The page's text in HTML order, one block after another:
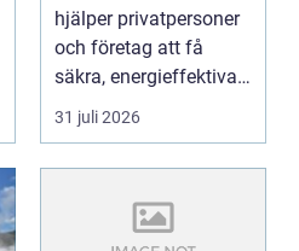
hjälper privatpersoner
och företag att få
säkra, energieffektiva
och framtidssä...
31 juli 2026